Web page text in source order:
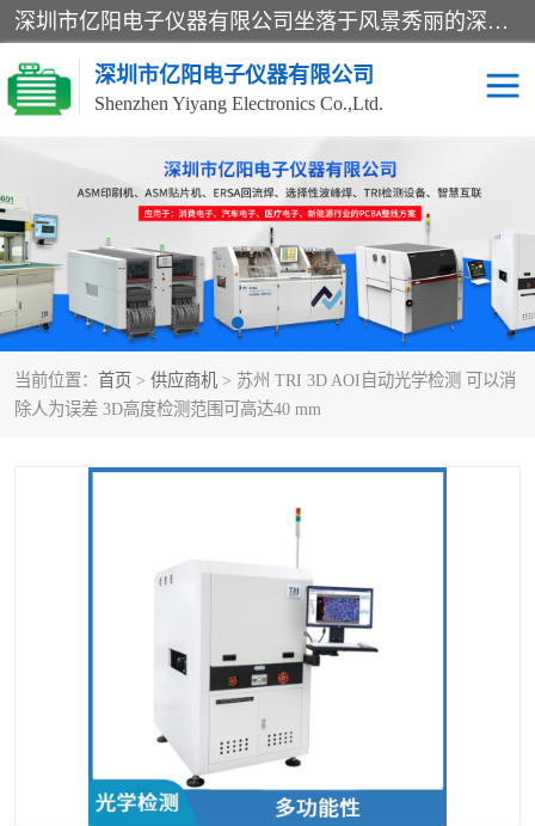
深圳市亿阳电子仪器有限公司坐落于风景秀丽的深圳市光明区，集SMT设备销售务为一体，努力为客户提供电子装配解决方案。与行业**SMT设备厂商：ASM（印刷机，锡膏检查机，贴片机），德国ERSA（爱莎）建立了稳固的代理合作关系，销售的设备一直保持**电子装配行业未来发展方向，能够满足客户各种繁杂产品的生产应用。
深圳市亿阳电子仪器有限公司
Shenzhen Yiyang Electronics Co.,Ltd.
当前位置： 首页 > 供应商机 > 苏州 TRI 3D AOI自动光学检测 可以消
除人为误差 3D高度检测范围可高达40 mm
SX全自动高速贴片机 E系列中速贴片机
NeoHorizon全自动锡膏印
刷机
选择性波峰焊
VERSAFLOW-335
回流焊HOTFLOW 3/20e 波峰焊
BGA返修台HR600/2 自动光学检测TR7700QE
TX 全自动高速贴片机